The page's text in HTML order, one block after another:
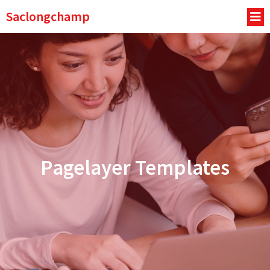
Saclongchamp
Pagelayer Templates